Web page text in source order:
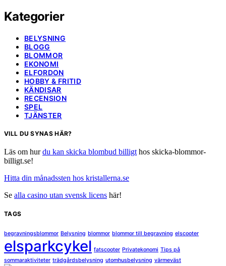
Kategorier
BELYSNING
BLOGG
BLOMMOR
EKONOMI
ELFORDON
HOBBY & FRITID
KÄNDISAR
RECENSION
SPEL
TJÄNSTER
VILL DU SYNAS HÄR?
Läs om hurdu kan skicka blombud billigthos skicka-blommor-
billigt.se!
Hitta din månadssten hos kristallerna.se
Se alla casino utan svensk licens här!
TAGS
begravningsblommor Belysning blommor blommor till begravning elscooter
elsparkcykel fatscooter Privatekonomi Tips på
sommaraktiviteter trädgårdsbelysning utomhusbelysning värmeväst